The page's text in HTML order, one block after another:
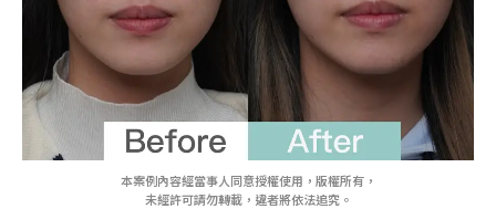
本案例內容經當事人同意授權使用，版權所有，
未經許可請勿轉載，違者將依法追究。